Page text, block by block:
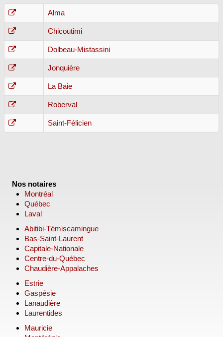
Alma
Chicoutimi
Dolbeau-Mistassini
Jonquière
La Baie
Roberval
Saint-Félicien
Nos notaires
Montréal
Québec
Laval
Abitibi-Témiscamingue
Bas-Saint-Laurent
Capitale-Nationale
Centre-du-Québec
Chaudière-Appalaches
Estrie
Gaspésie
Lanaudière
Laurentides
Mauricie